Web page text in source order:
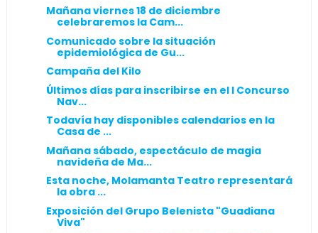
Mañana viernes 18 de diciembre
celebraremos la Cam...
Comunicado sobre la situación
epidemiológica de Gu...
Campaña del Kilo
Últimos días para inscribirse en el I Concurso
Nav...
Todavía hay disponibles calendarios en la
Casa de ...
Mañana sábado, espectáculo de magia
navideña de Ma...
Esta noche, Molamanta Teatro representará
la obra ...
Exposición del Grupo Belenista "Guadiana
Viva"